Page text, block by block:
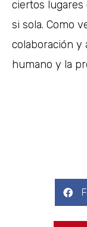
ciertos
si sola. Como
colaboración y
humano y la